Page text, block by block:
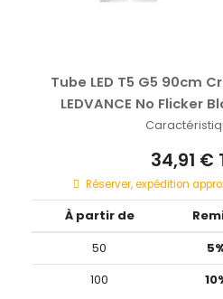
Tube LED T5 G5 90cm
LEDVANCE No Flicker
34,91 €
Réserver, expédition
À partir de
50
100